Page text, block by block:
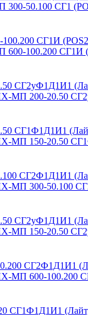
50.100 СГ1
100.200 СГ1И
МП 200-20.50
МП 150-20.50
МП 300-50.100
МП 150-20.50
МП 600-100.200